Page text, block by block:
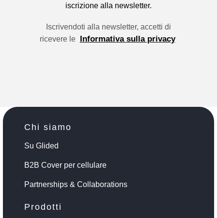
iscrizione alla newsletter.
Iscrivendoti alla newsletter, accetti di
ricevere le Informativa sulla privacy
Chi siamo
Su Glided
B2B Cover per cellulare
Partnerships & Collaborations
Prodotti